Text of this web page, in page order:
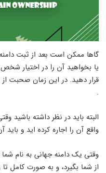
گاها ممکن است بعد از ثبت
یا بخواهید آن را در اختیار
قرار دهید. در این زمان صحبت از
.
البته باید در نظر داشته باشید
واقع آن را اجاره کرده اید و باید
وقتی یک دامنه جهانی به نام
از شما بگیرد، و به صورت کامل